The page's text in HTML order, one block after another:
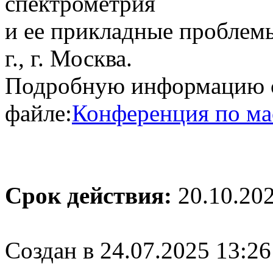
и ее прикладные
г., г. Москва.
Подробную информацию
файле:Конференция по
Срок действия:
Создан в 24.07.2025